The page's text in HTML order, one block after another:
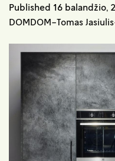
Published 16 balandžio,
DOMDOM-Tomas